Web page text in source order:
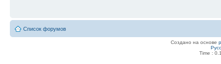
Список форумов
Создано на основе
Time :